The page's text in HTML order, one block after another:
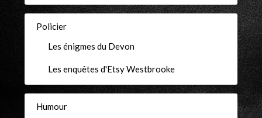
Policier
Les énigmes du Devon
Les enquêtes d'Etsy Westbrooke
Humour